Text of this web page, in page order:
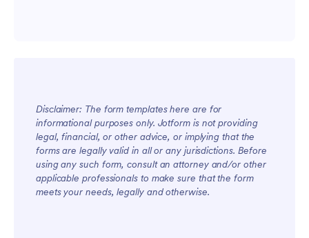
Disclaimer: The form templates here are for
informational purposes only. Jotform is not providing
legal, financial, or other advice, or implying that the
forms are legally valid in all or any jurisdictions. Before
using any such form, consult an attorney and/or other
applicable professionals to make sure that the form
meets your needs, legally and otherwise.